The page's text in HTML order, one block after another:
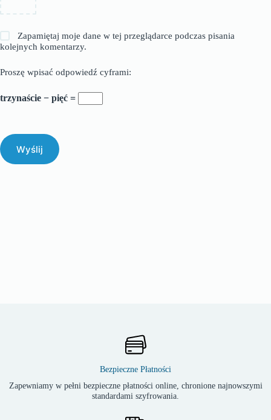
Zapamiętaj moje dane w tej przeglądarce podczas pisania
kolejnych komentarzy.
Proszę wpisać odpowiedź cyframi:
trzynaście − pięć =
Wyślij
Bezpieczne Płatności
Zapewniamy w pełni bezpieczne płatności online, chronione najnowszymi
standardami szyfrowania.